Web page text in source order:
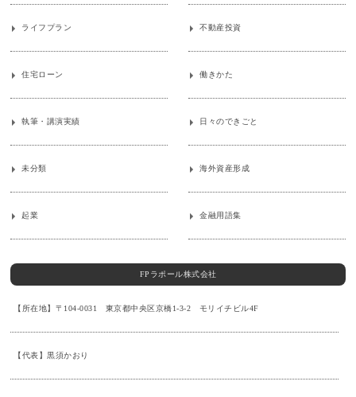
ライフプラン 不動産投資
住宅ローン 働きかた
執筆・講演実績 日々のできごと
未分類 海外資産形成
起業 金融用語集
FPラポール株式会社
【所在地】〒104-0031 東京都中央区京橋1-3-2 モリイチビル4F
【代表】黒須かおり